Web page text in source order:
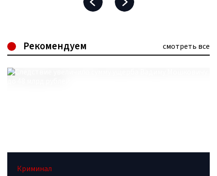
Рекомендуем смотреть все
Криминал